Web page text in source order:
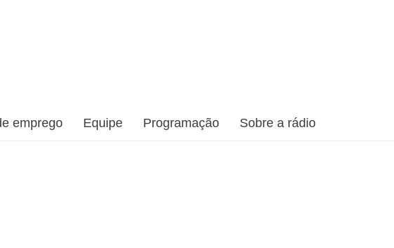
emprego Equipe Programação Sobre a rádio